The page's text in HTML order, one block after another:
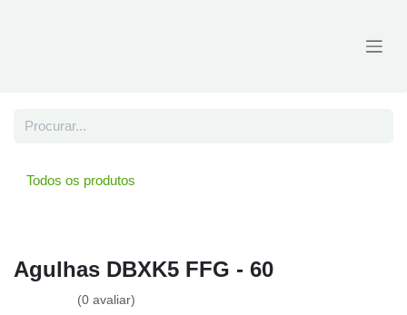
Todos os produtos
Agulhas DBXK5 FFG - 60
(0 avaliar)